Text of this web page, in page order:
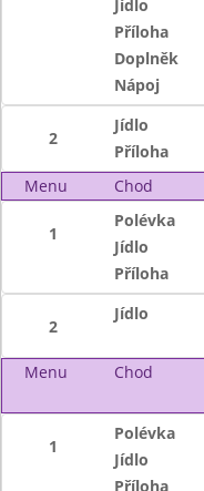
Jídlo
Příloha
Doplněk
Nápoj
2
Jídlo
Příloha
Menu
Chod
1
Polévka
Jídlo
Příloha
2
Jídlo
Menu Chod
1
Polévka
Jídlo
Příloha